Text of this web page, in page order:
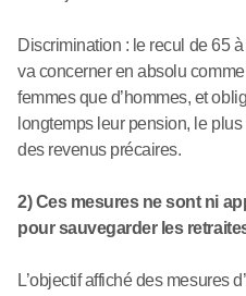
Discrimination : le recul de 65
va concerner en absolu
femmes que d’hommes, et
longtemps leur pension, le
des revenus précaires.
2) Ces mesures ne sont ni
pour sauvegarder les
L’objectif affiché des mesures